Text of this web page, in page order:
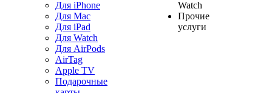
Для iPhone
Для Mac
Для iPad
Для Watch
Для AirPods
AirTag
Apple TV
Подарочные
Watch
Прочие
услуги